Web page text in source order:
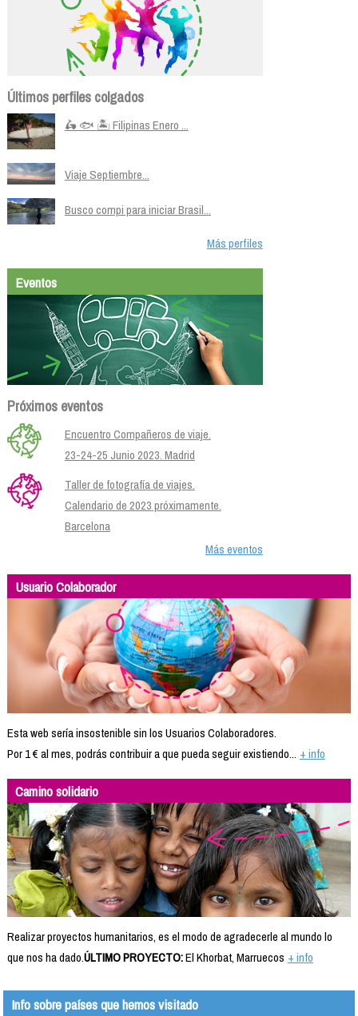
Últimos perfiles colgados
🛵 🐟 🏝️ Filipinas Enero ...
Viaje Septiembre...
Busco compi para iniciar Brasil...
Más perfiles
Eventos
Próximos eventos
Encuentro Compañeros de viaje.
23-24-25 Junio 2023. Madrid
Taller de fotografía de viajes.
Calendario de 2023 próximamente.
Barcelona
Más eventos
Usuario Colaborador
Esta web sería insostenible sin los Usuarios Colaboradores.
Por 1 € al mes, podrás contribuir a que pueda seguir existiendo... + info
Camino solidario
Realizar proyectos humanitarios, es el modo de agradecerle al mundo lo
que nos ha dado.ÚLTIMO PROYECTO:El Khorbat, Marruecos + info
Info sobre países que hemos visitado